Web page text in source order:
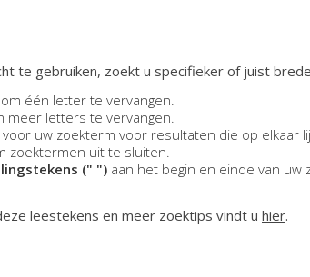
te gebruiken, zoekt u specifieker of juist
om één letter te vervangen.
meer letters te vervangen.
voor uw zoekterm voor resultaten die op elkaar
zoektermen uit te sluiten.
(" ") aan het begin en einde van uw
leestekens en meer zoektips vindt u hier.